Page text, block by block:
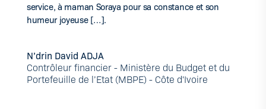
service, à maman Soraya pour sa constance et son
humeur joyeuse […].
N’drin David ADJA
Contrôleur financier - Ministère du Budget et du
Portefeuille de l’Etat (MBPE) - Côte d'Ivoire